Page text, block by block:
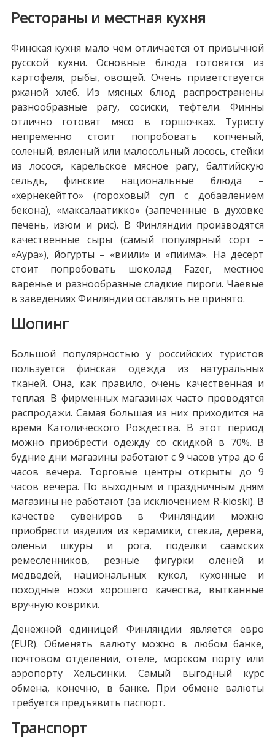
Рестораны и местная кухня
Финская кухня мало чем отличается от привычной
русской кухни. Основные блюда готовятся из
картофеля, рыбы, овощей. Очень приветствуется
ржаной хлеб. Из мясных блюд распространены
разнообразные рагу, сосиски, тефтели. Финны
отлично готовят мясо в горшочках. Туристу
непременно стоит попробовать копченый,
соленый, вяленый или малосольный лосось, стейки
из лосося, карельское мясное рагу, балтийскую
сельдь, финские национальные блюда –
«хернекейтто» (гороховый суп с добавлением
бекона), «максалаатикко» (запеченные в духовке
печень, изюм и рис). В Финляндии производятся
качественные сыры (самый популярный сорт –
«Аура»), йогурты – «виили» и «пиима». На десерт
стоит попробовать шоколад Fazer, местное
варенье и разнообразные сладкие пироги. Чаевые
в заведениях Финляндии оставлять не принято.
Шопинг
Большой популярностью у российских туристов
пользуется финская одежда из натуральных
тканей. Она, как правило, очень качественная и
теплая. В фирменных магазинах часто проводятся
распродажи. Самая большая из них приходится на
время Католического Рождества. В этот период
можно приобрести одежду со скидкой в 70%. В
будние дни магазины работают с 9 часов утра до 6
часов вечера. Торговые центры открыты до 9
часов вечера. По выходным и праздничным дням
магазины не работают (за исключением R-kioski). В
качестве сувениров в Финляндии можно
приобрести изделия из керамики, стекла, дерева,
оленьи шкуры и рога, поделки саамских
ремесленников, резные фигурки оленей и
медведей, национальных кукол, кухонные и
походные ножи хорошего качества, вытканные
вручную коврики.
Денежной единицей Финляндии является евро
(EUR). Обменять валюту можно в любом банке,
почтовом отделении, отеле, морском порту или
аэропорту Хельсинки. Самый выгодный курс
обмена, конечно, в банке. При обмене валюты
требуется предъявить паспорт.
Транспорт